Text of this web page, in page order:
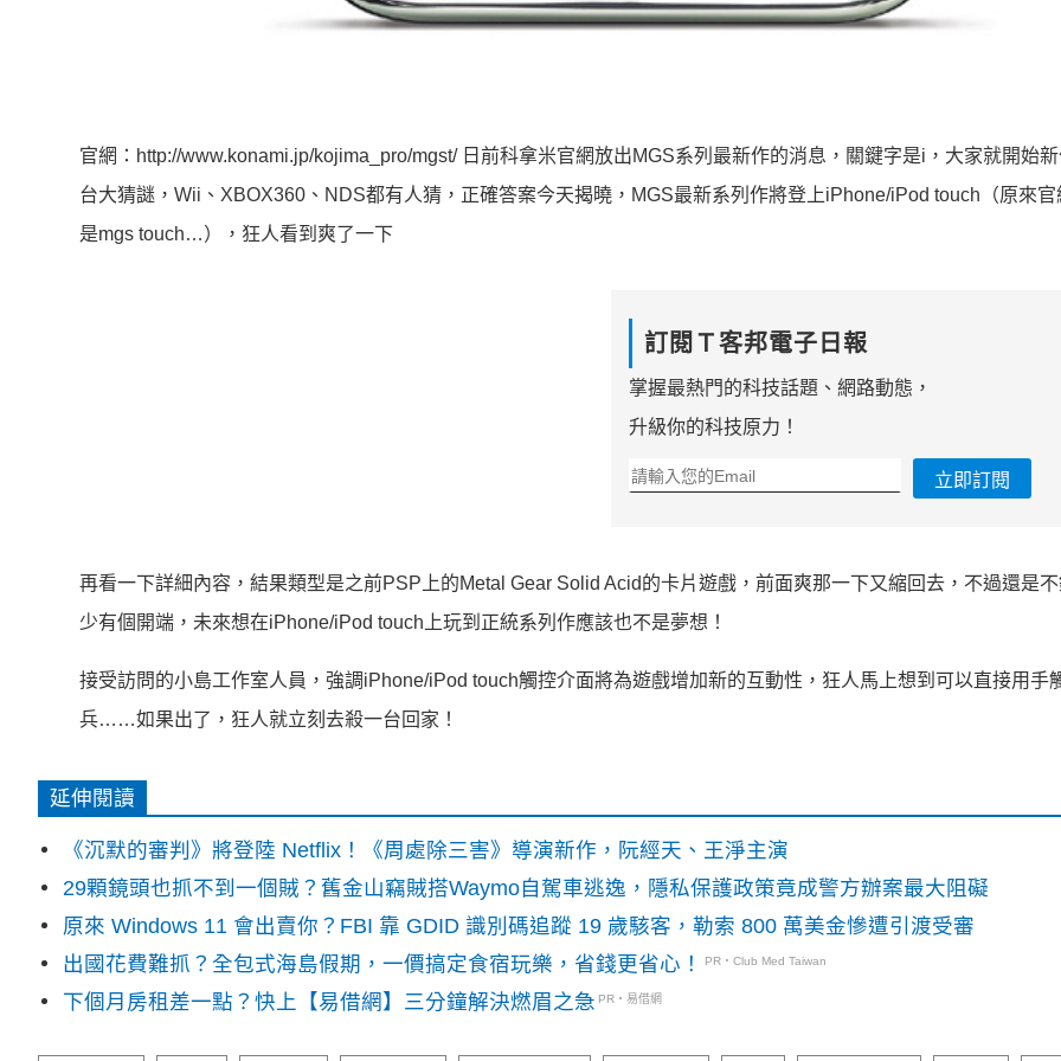
官網：http://www.konami.jp/kojima_pro/mgst/ 日前科拿米官網放出MGS系列最新作的消息，關鍵字是i，大家就開始
台大猜謎，Wii、XBOX360、NDS都有人猜，正確答案今天揭曉，MGS最新系列作將登上iPhone/iPod touch（原來官
是mgs touch…），狂人看到爽了一下
訂閱Ｔ客邦電子日報
掌握最熱門的科技話題、網路動態，
升級你的科技原力！
立即訂閱
再看一下詳細內容，結果類型是之前PSP上的Metal Gear Solid Acid的卡片遊戲，前面爽那一下又縮回去，不過還是
少有個開端，未來想在iPhone/iPod touch上玩到正統系列作應該也不是夢想！
接受訪問的小島工作室人員，強調iPhone/iPod touch觸控介面將為遊戲增加新的互動性，狂人馬上想到可以直接用手
兵……如果出了，狂人就立刻去殺一台回家！
延伸閱讀
《沉默的審判》將登陸 Netflix！《周處除三害》導演新作，阮經天、王淨主演
29顆鏡頭也抓不到一個賊？舊金山竊賊搭Waymo自駕車逃逸，隱私保護政策竟成警方辦案最大阻礙
原來 Windows 11 會出賣你？FBI 靠 GDID 識別碼追蹤 19 歲駭客，勒索 800 萬美金慘遭引渡受審
出國花費難抓？全包式海島假期，一價搞定食宿玩樂，省錢更省心！
PR・Club Med Taiwan
下個月房租差一點？快上【易借網】三分鐘解決燃眉之急 PR・易借網